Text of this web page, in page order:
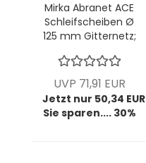
Mirka Abranet ACE
Schleifscheiben Ø
125 mm Gitternetz;
Stck/Pck
UVP 71,91 EUR
Jetzt nur 50,34 EUR
Sie sparen.... 30%